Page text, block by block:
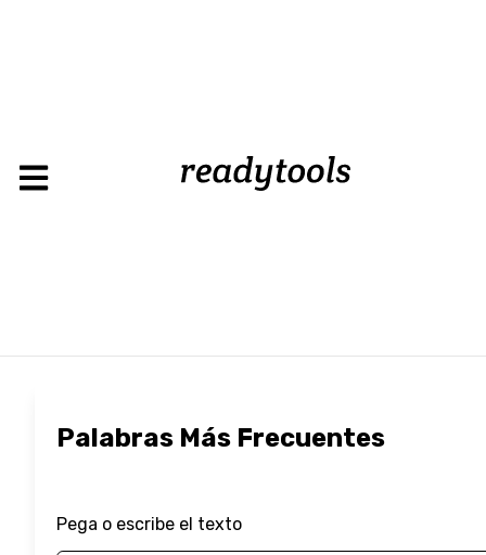
Palabras Más Frecuentes
Pega o escribe el texto